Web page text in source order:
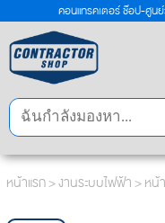
คอนแทรคเตอร์ ช๊อป-ศูน
หน้าแรก>งานระบบไฟฟ้า>หน้